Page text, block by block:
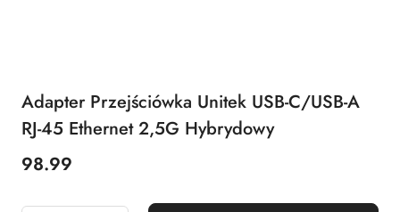
Adapter Przejściówka Unitek USB-C/USB-A
RJ-45 Ethernet 2,5G Hybrydowy
Cena:
98.99